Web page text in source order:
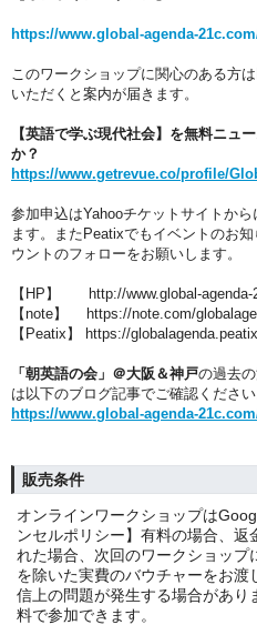
https://www.global-agenda-
このワークショップに関心のある方
いただくと案内が届きます。
【英語で学ぶ現代社会】を無料ニュ
か？
https://www.getrevue.co/profile/
参加申込はYahooチケットサイトか
ます。またPeatixでもイベントのお
ウントのフォローをお願いします。
【HP】　　http://www.global-
【note】　 https://note.com/
【Peatix】 https://
「朝英語の会」＠大阪＆神戸の過去
は以下のブログ記事でご確認ください
https://www.global-agenda-
販売条件
オンラインワークショップは
ンセルポリシー】有料の場合、返
れた場合、次回のワークショッ
を除いた実費のバウチャーをお渡
信上の問題が発生する場合があ
料で参加できます。